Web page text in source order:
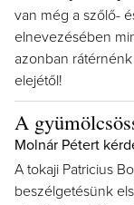
van még a szőlő-
elnevezésében
azonban
elejétől!
A
Molnár Pétert
A tokaji Patricius
beszélgetésünk